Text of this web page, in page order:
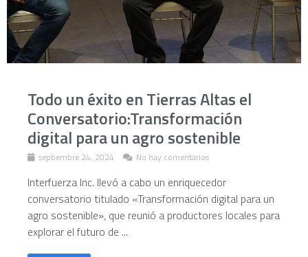
Todo un éxito en Tierras Altas el
Conversatorio:Transformación
digital para un agro sostenible
septiembre 24, 2024 No hay comentarios
Interfuerza Inc. llevó a cabo un enriquecedor
conversatorio titulado «Transformación digital para un
agro sostenible», que reunió a productores locales para
explorar el futuro de ...